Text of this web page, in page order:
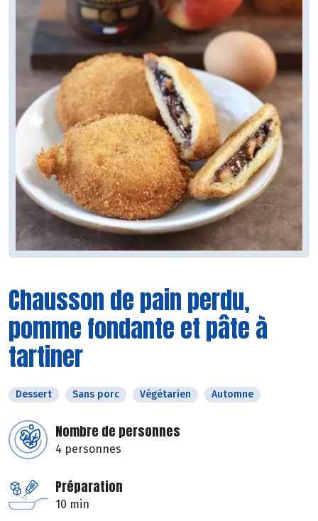
Chausson de pain perdu,
pomme fondante et pâte à
tartiner
Dessert Sans porc Végétarien Automne
Nombre de personnes
4 personnes
Préparation
10 min